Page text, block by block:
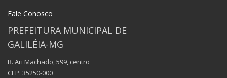
Fale Conosco
PREFEITURA MUNICIPAL DE
GALILÉIA-MG
R. Ari Machado, 599, centro
CEP: 35250-000